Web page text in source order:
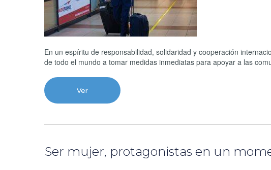
En un espíritu de responsabilidad, solidaridad y cooperación
de todo el mundo a tomar medidas inmediatas para apoyar a las
Ver
Ser mujer, protagonistas en un